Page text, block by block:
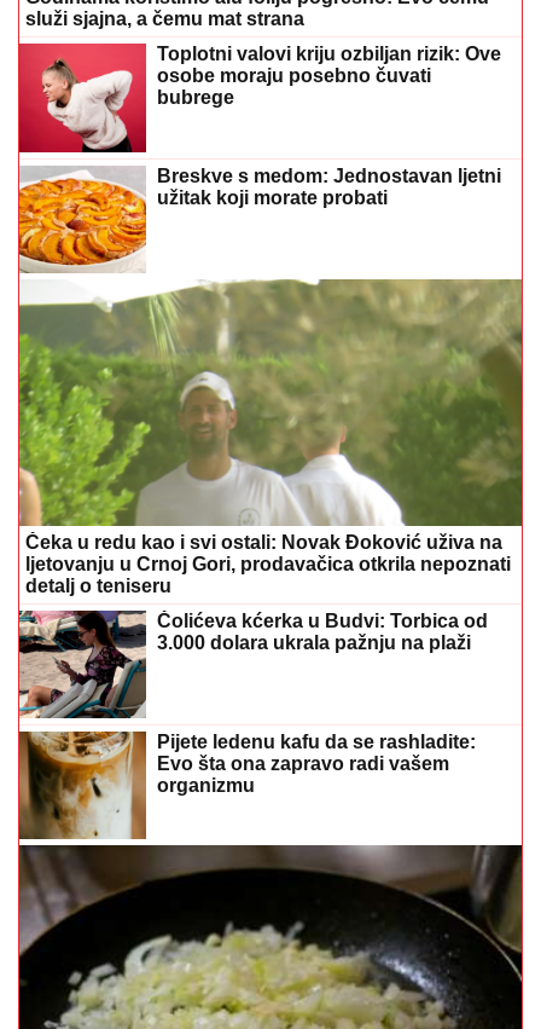
služi sjajna, a čemu mat strana
Toplotni valovi kriju ozbiljan rizik: Ove
osobe moraju posebno čuvati
bubrege
Breskve s medom: Jednostavan ljetni
užitak koji morate probati
Čeka u redu kao i svi ostali: Novak Đoković uživa na
ljetovanju u Crnoj Gori, prodavačica otkrila nepoznati
detalj o teniseru
Čolićeva kćerka u Budvi: Torbica od
3.000 dolara ukrala pažnju na plaži
Pijete ledenu kafu da se rashladite:
Evo šta ona zapravo radi vašem
organizmu